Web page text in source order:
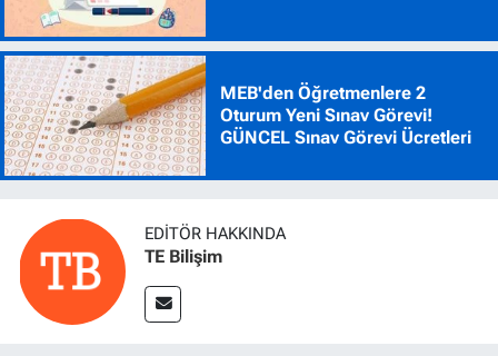
MEB'den Öğretmenlere 2
Oturum Yeni Sınav Görevi!
GÜNCEL Sınav Görevi Ücretleri
EDITÖR HAKKINDA
TE Bilişim